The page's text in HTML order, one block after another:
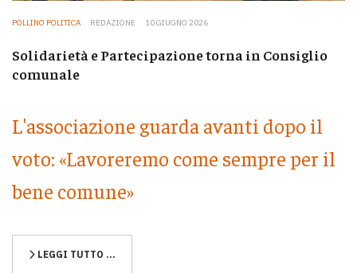
POLLINO POLITICA REDAZIONE 10 GIUGNO 2026
Solidarietà e Partecipazione torna in Consiglio
comunale
L'associazione guarda avanti dopo il
voto: «Lavoreremo come sempre per il
bene comune»
LEGGI TUTTO …